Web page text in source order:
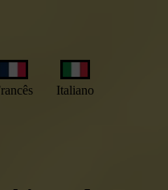
Italiano